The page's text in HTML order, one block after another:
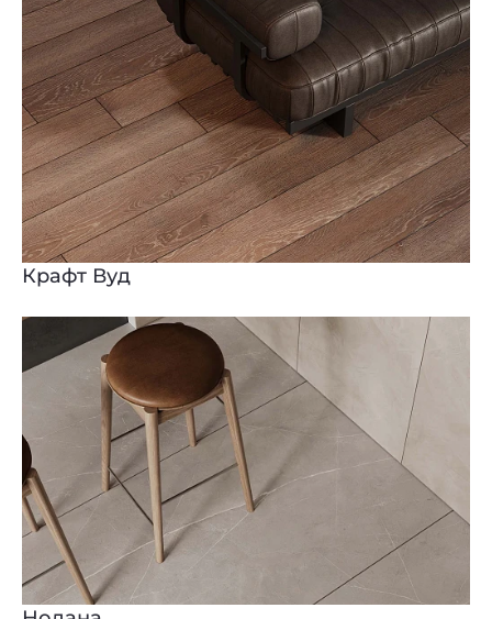
Крафт Вуд